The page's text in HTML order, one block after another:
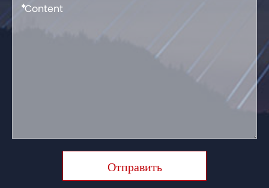
*
Отправить